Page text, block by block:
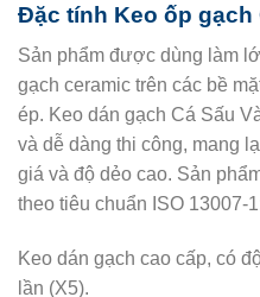
Đặc tính Keo ốp gạch
Sản phẩm được dùng làm
gạch ceramic trên các bề
ép. Keo dán gạch Cá Sấu
và dễ dàng thi công, mang
giá và độ dẻo cao. Sản
theo tiêu chuẩn ISO 13007-
Keo dán gạch cao cấp, có
lần (X5).